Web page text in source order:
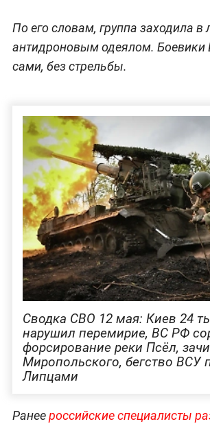
По его словам, группа заходила в
антидроновым одеялом. Боевики
сами, без стрельбы.
Сводка СВО 12 мая: Киев 24
нарушил перемирие, ВС РФ
форсирование реки Псёл,
Миропольского, бегство ВСУ
Липцами
Ранеероссийские специалисты